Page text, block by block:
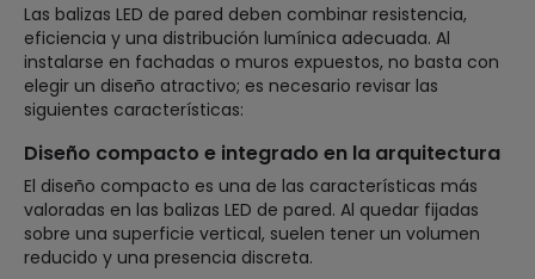
Las balizas LED de pared deben combinar resistencia,
eficiencia y una distribución lumínica adecuada. Al
instalarse en fachadas o muros expuestos, no basta con
elegir un diseño atractivo; es necesario revisar las
siguientes características:
Diseño compacto e integrado en la arquitectura
El diseño compacto es una de las características más
valoradas en las balizas LED de pared. Al quedar fijadas
sobre una superficie vertical, suelen tener un volumen
reducido y una presencia discreta.